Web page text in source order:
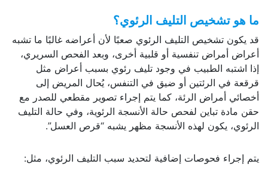
ما هو تشخيص التليف الرئوي؟
قد يكون تشخيص التليف الرئوي صعبًا لأن أعراضه غالبًا ما تشبه
أعراض أمراض تنفسية أو قلبية أخرى، وبعد الفحص السريري،
إذا اشتبه الطبيب في وجود تليف رئوي بسبب أعراض مثل
قرقعة في الرئتين أو ضيق في التنفس، يُحال المريض إلى
أخصائي أمراض الرئة، كما يتم إجراء تصوير مقطعي للصدر مع
حقن مادة تباين لفحص حالة الأنسجة الرئوية، وفي حالة التليف
الرئوي، يكون لهذه الأنسجة مظهر يشبه “قرص العسل”.
يتم إجراء فحوصات إضافية لتحديد سبب التليف الرئوي، مثل: